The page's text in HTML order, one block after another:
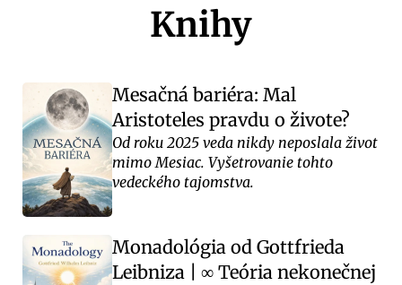
Knihy
Mesačná bariéra: Mal
Aristoteles pravdu o živote?
Od roku 2025 veda nikdy neposlala život
mimo Mesiac. Vyšetrovanie tohto
vedeckého tajomstva.
Monadológia od Gottfrieda
Leibniza
∞ Teória nekonečnej